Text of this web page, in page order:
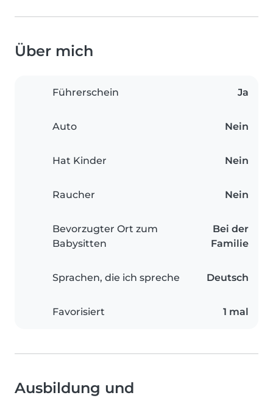
Über mich
Führerschein Ja
Auto Nein
Hat Kinder Nein
Raucher Nein
Bevorzugter Ort zum
Babysitten
Bei der
Familie
Sprachen, die ich spreche Deutsch
Favorisiert 1 mal
Ausbildung und